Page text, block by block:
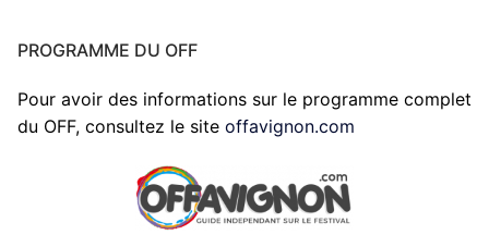
PROGRAMME DU OFF
Pour avoir des informations sur le programme complet
du OFF, consultez le site offavignon.com